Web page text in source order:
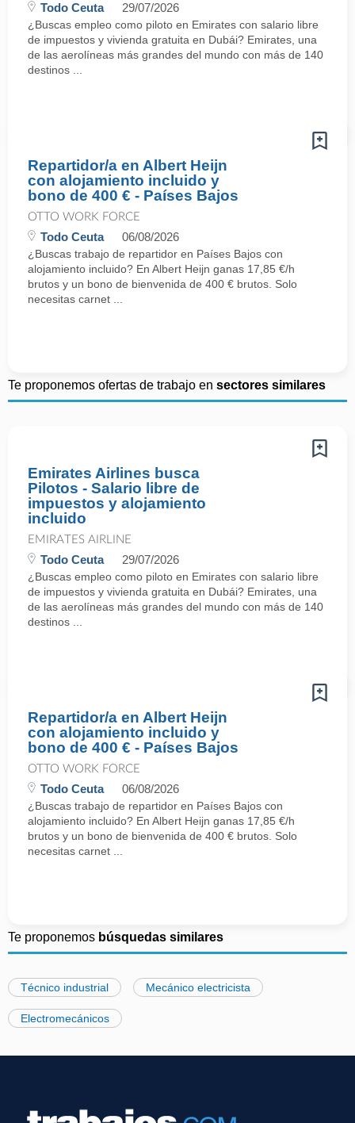
Todo Ceuta 29/07/2026
¿Buscas empleo como piloto en Emirates con salario libre
de impuestos y vivienda gratuita en Dubái? Emirates, una
de las aerolíneas más grandes del mundo con más de 140
destinos ...
Repartidor/a en Albert Heijn
con alojamiento incluido y
bono de 400 € - Países Bajos
OTTO WORK FORCE
Todo Ceuta 06/08/2026
¿Buscas trabajo de repartidor en Países Bajos con
alojamiento incluido? En Albert Heijn ganas 17,85 €/h
brutos y un bono de bienvenida de 400 € brutos. Solo
necesitas carnet ...
Te proponemos ofertas de trabajo en sectores similares
Emirates Airlines busca
Pilotos - Salario libre de
impuestos y alojamiento
incluido
EMIRATES AIRLINE
Todo Ceuta 29/07/2026
¿Buscas empleo como piloto en Emirates con salario libre
de impuestos y vivienda gratuita en Dubái? Emirates, una
de las aerolíneas más grandes del mundo con más de 140
destinos ...
Repartidor/a en Albert Heijn
con alojamiento incluido y
bono de 400 € - Países Bajos
OTTO WORK FORCE
Todo Ceuta 06/08/2026
¿Buscas trabajo de repartidor en Países Bajos con
alojamiento incluido? En Albert Heijn ganas 17,85 €/h
brutos y un bono de bienvenida de 400 € brutos. Solo
necesitas carnet ...
Te proponemos búsquedas similares
Técnico industrial Mecánico electricista
Electromecánicos